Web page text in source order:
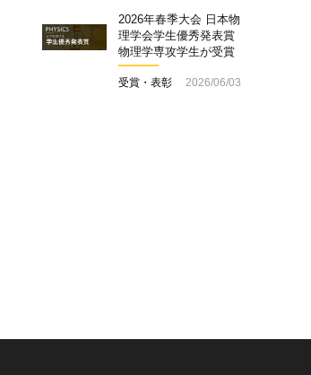
2026年春季大会 日本物
理学会学生優秀発表賞
物理学専攻学生が受賞
受賞・表彰 2026/06/03